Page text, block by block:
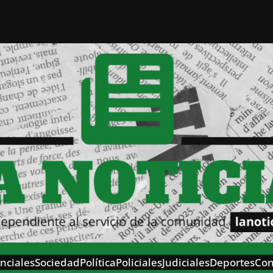
SociedadPolíticaPolicialesJudicialesDeportes